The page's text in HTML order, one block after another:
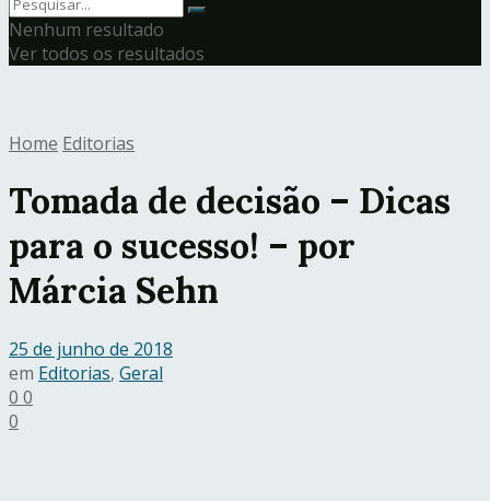
Nenhum resultado
Ver todos os resultados
Home Editorias
Tomada de decisão – Dicas
para o sucesso! – por
Márcia Sehn
25 de junho de 2018
em Editorias, Geral
0 0
0